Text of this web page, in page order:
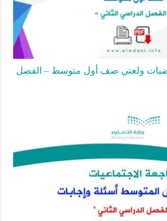
ولغتي صف أول متوسط – الفصل